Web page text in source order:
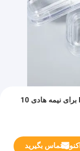
ویفر کریستال SrTiO3 دوپ شده مربع Fe برای نیمه هادی 10
اکنون تماس بگیرید